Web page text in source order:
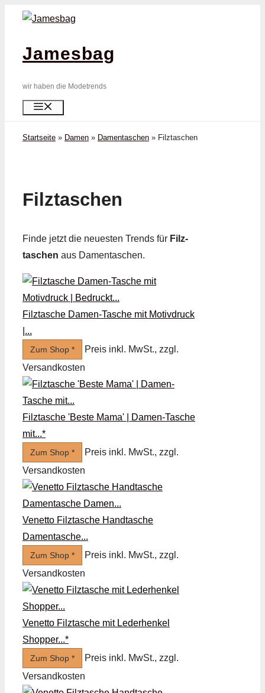
Zum
springenJamesbag
wir haben die Modetrends
Startseite » Damen » Damentaschen » Filz­taschen
Filz­taschen
Finde jetzt die neuesten Trends für Filz­
taschen aus Damentaschen.
Filztasche Damen-Tasche mit Motivdruck
|...
Zum Shop *
Preis inkl. MwSt., zzgl.
Versandkosten
Filztasche 'Beste Mama' | Damen-Tasche
mit...*
Zum Shop *
Preis inkl. MwSt., zzgl.
Versandkosten
Venetto Filztasche Handtasche
Damentasche...
Zum Shop *
Preis inkl. MwSt., zzgl.
Versandkosten
Venetto Filztasche mit Lederhenkel
Shopper...*
Zum Shop *
Preis inkl. MwSt., zzgl.
Versandkosten